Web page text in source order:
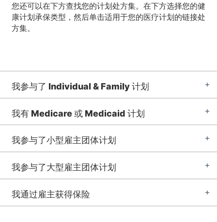
您还可以在下方查找您的计划处方集。在下方选择您的健
康计划承保类型，然后单击适用于您的医疗计划的链接处
方集。
我参与了 Individual & Family 计划
我有 Medicare 或 Medicaid 计划
我参与了小型雇主团体计划
我参与了大型雇主团体计划
我通过雇主获得保险